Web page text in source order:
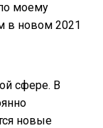
моему
в новом 2021
сфере. В
новые